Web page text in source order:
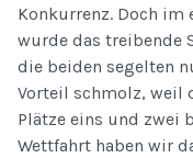
Konkurrenz. Doch im
wurde das treibende
die beiden segelten
Vorteil schmolz, weil
Plätze eins und zwei
Wettfahrt haben wir